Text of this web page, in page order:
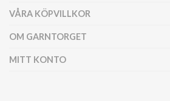
VÅRA KÖPVILLKOR
OM GARNTORGET
MITT KONTO